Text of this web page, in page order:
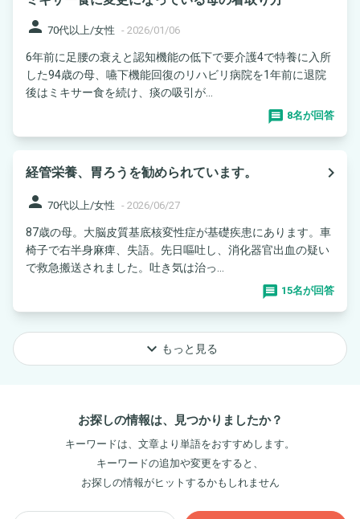
person 70代以上/女性 - 2026/01/06
6年前に足腰の衰えと認知機能の低下で要介護4で特養に入所
した94歳の母、嚥下機能回復のリハビリ病院を1年前に退院
後はミキサー食を続け、痰の吸引が...
8名が回答
経管栄養、胃ろうを勧められています。
navigate_next
person 70代以上/女性 - 2026/06/27
87歳の母。大脳皮質基底核変性症が基礎疾患にあります。車
椅子で右半身麻痺、失語。先日嘔吐し、消化器官出血の疑い
で救急搬送されました。吐き気は治っ...
15名が回答
keyboard_arrow_down もっと見る
お探しの情報は、見つかりましたか？
キーワードは、文章より単語をおすすめします。
キーワードの追加や変更をすると、
お探しの情報がヒットするかもしれません